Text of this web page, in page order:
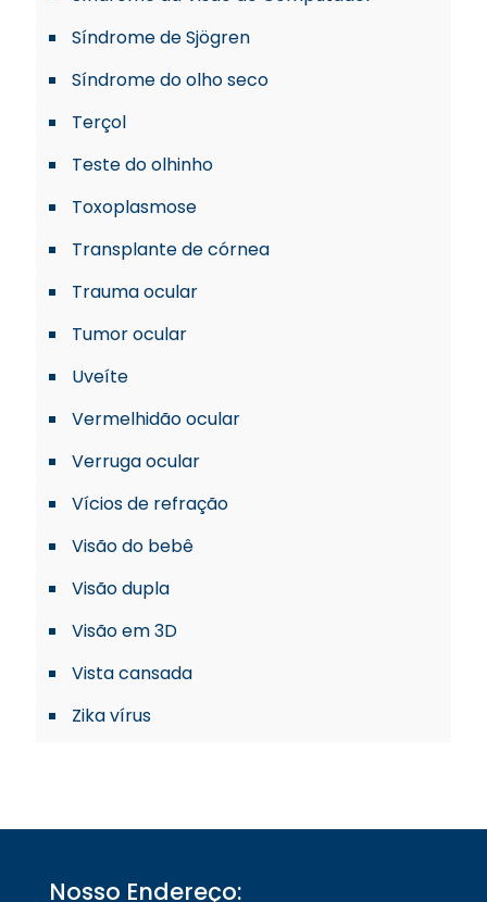
Síndrome de Sjögren
Síndrome do olho seco
Terçol
Teste do olhinho
Toxoplasmose
Transplante de córnea
Trauma ocular
Tumor ocular
Uveíte
Vermelhidão ocular
Verruga ocular
Vícios de refração
Visão do bebê
Visão dupla
Visão em 3D
Vista cansada
Zika vírus
Nosso Endereço: